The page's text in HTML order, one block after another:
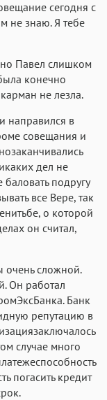
сегодня с
не знаю. Я тебе
Павел слишком
конечно
не лезла.
направился в
совещания и
дел не
подругу
все Вере, так
о которой
он считал,
очень сложной.
Он работал
Банк
репутацию в
случае много
погасить кредит